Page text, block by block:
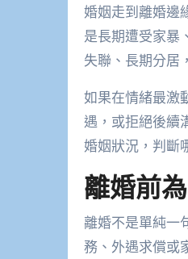
婚姻走到離婚邊
是長期遭受家暴
失聯、長期分居
如果在情緒最激
遇，或拒絕後續
婚姻狀況，判斷
離婚前
離婚不是單純一
務、外遇求償或